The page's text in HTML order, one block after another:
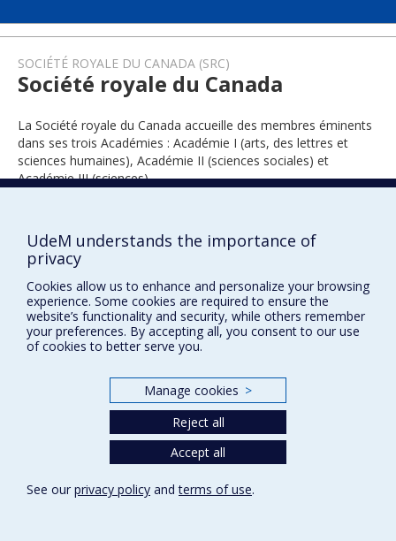
SOCIÉTÉ ROYALE DU CANADA (SRC)
Société royale du Canada
La Société royale du Canada accueille des membres éminents
dans ses trois Académies : Académie I (arts, des lettres et
sciences humaines), Académie II (sciences sociales) et
Académie III (sciences).
1994
Terms of use
UdeM understands the importance of
privacy
Cookies allow us to enhance and personalize your browsing
experience. Some cookies are required to ensure the
website’s functionality and security, while others remember
your preferences. By accepting all, you consent to our use
of cookies to better serve you.
Manage cookies >
Reject all
Accept all
See our privacy policy andterms of use.